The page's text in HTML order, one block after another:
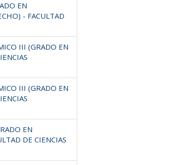
EN
- FACULTAD
III (GRADO EN
III (GRADO EN
EN
DE CIENCIAS